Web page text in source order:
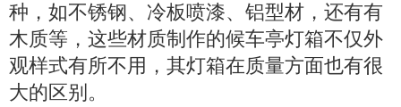
种，如不锈钢、冷板喷漆、铝型材，还有有
木质等，这些材质制作的候车亭灯箱不仅外
观样式有所不用，其灯箱在质量方面也有很
大的区别。